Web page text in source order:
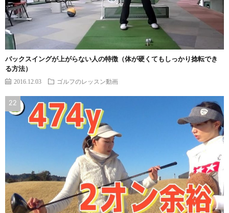
バックスイングが上がらない人の特徴（体が硬くてもしっかり捻転でき
る方法）
2016.12.03 ゴルフのレッスン動画